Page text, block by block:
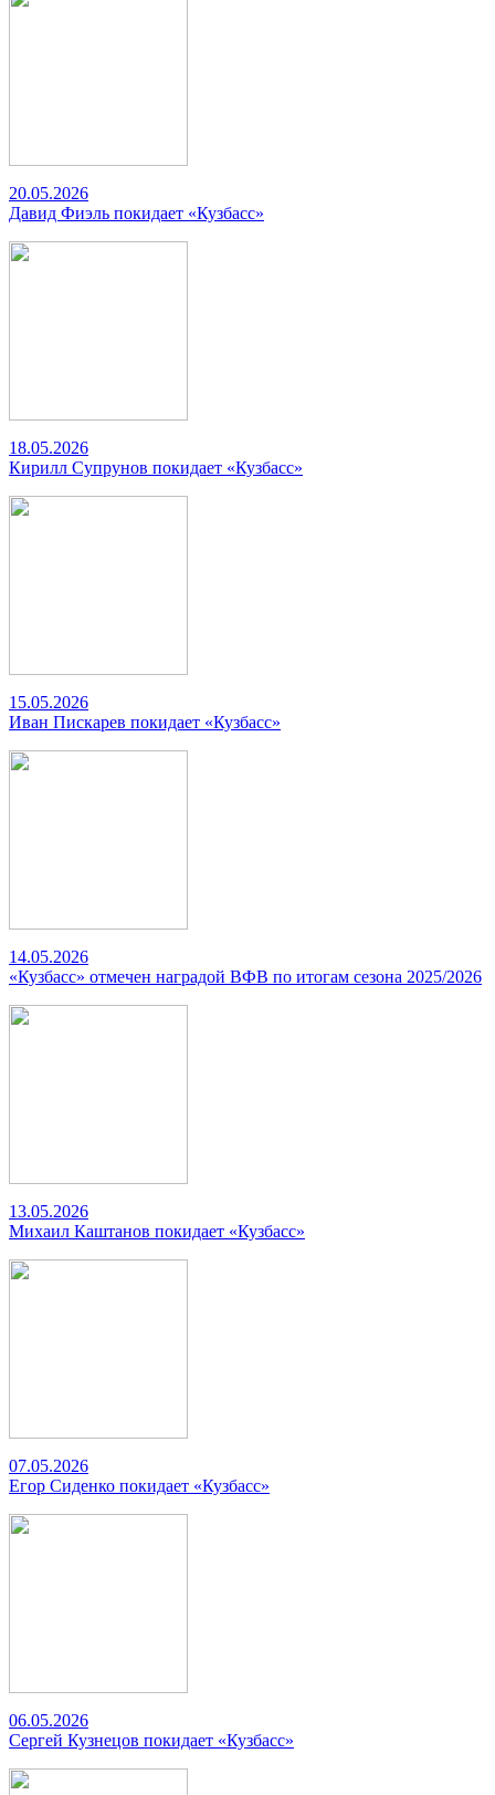
20.05.2026
Давид Фиэль покидает «Кузбасс»
18.05.2026
Кирилл Супрунов покидает «Кузбасс»
15.05.2026
Иван Пискарев покидает «Кузбасс»
14.05.2026
«Кузбасс» отмечен наградой ВФВ по итогам сезона 2025/2026
13.05.2026
Михаил Каштанов покидает «Кузбасс»
07.05.2026
Егор Сиденко покидает «Кузбасс»
06.05.2026
Сергей Кузнецов покидает «Кузбасс»